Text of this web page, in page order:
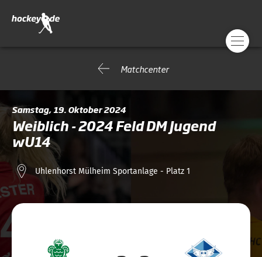
Matchcenter
Samstag, 19. Oktober 2024
Weiblich - 2024 Feld DM Jugend
wU14
Uhlenhorst Mülheim Sportanlage - Platz 1